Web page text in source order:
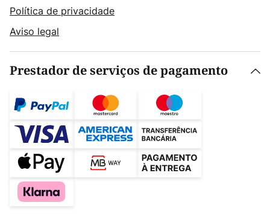
Política de privacidade
Aviso legal
Prestador de serviços de pagamento